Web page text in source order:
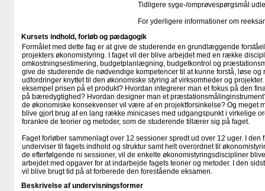
Tidligere syge-/​omprøvespørgsmål
For yderligere informationer om
Kursets indhold, forløb og pædagogik
Formålet med dette fag er at give de studerende en grundlæggende
projekters økonomistyring. I faget vil der blive arbejdet med en række
omkostningsestimering, budgetplanlægning, budgetkontrol og
give de studerende de nødvendige kompetencer til at kunne forstå, løse
udfordringer knyttet til den økonomiske styring af virksomheder og
eksempel prisen på et produkt? Hvordan integrerer man et fokus på den
på bæredygtighed? Hvordan designer man et
de økonomiske konsekvenser vil være af en projektforsinkelse? Og meget
blive gjort brug af en lang række minicases med udgangspunkt i virkelige
forankre de teorier og metoder, som de studerende tillærer sig på faget.
Faget forløber sammenlagt over 12 sessioner spredt ud over 12 uger. I den
underviser til fagets indhold og struktur samt helt overordnet til
de efterfølgende ni sessioner, vil de enkelte økonomistyringsdiscipliner
arbejdet med opgaver for at indarbejde fagets teorier og metoder. I den
vil blive brugt tid på at forberede den forestående eksamen.
Beskrivelse af undervisningsformer